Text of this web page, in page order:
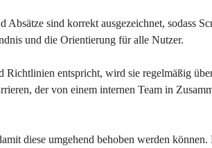
sind korrekt ausgezeichnet, sodass
und die Orientierung für alle Nutzer.
Richtlinien entspricht, wird sie regelmäßig
der von einem internen Team in
diese umgehend behoben werden